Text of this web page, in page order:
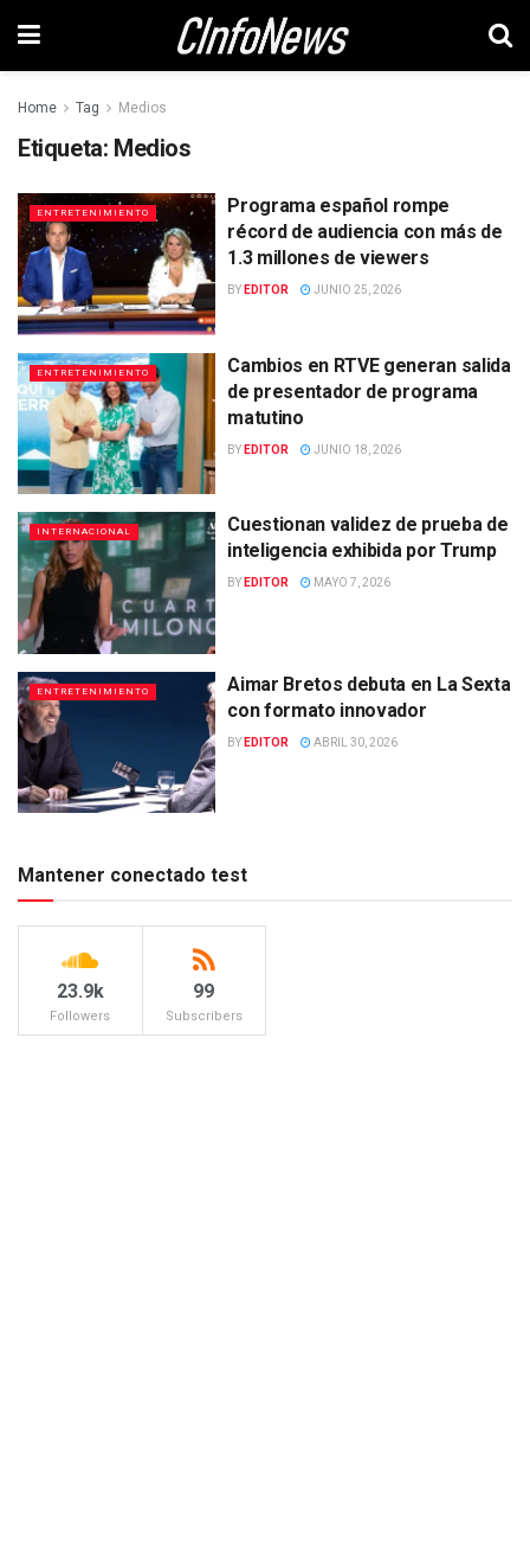
Home Tag Medios
Etiqueta: Medios
ENTRETENIMIENTO
Programa español rompe
récord de audiencia con más de
1.3 millones de viewers
BY EDITOR JUNIO 25, 2026
ENTRETENIMIENTO
Cambios en RTVE generan salida
de presentador de programa
matutino
BY EDITOR JUNIO 18, 2026
INTERNACIONAL
Cuestionan validez de prueba de
inteligencia exhibida por Trump
BY EDITOR MAYO 7, 2026
ENTRETENIMIENTO
Aimar Bretos debuta en La Sexta
con formato innovador
BY EDITOR ABRIL 30, 2026
Mantener conectado test
23.9k
Followers
99
Subscribers